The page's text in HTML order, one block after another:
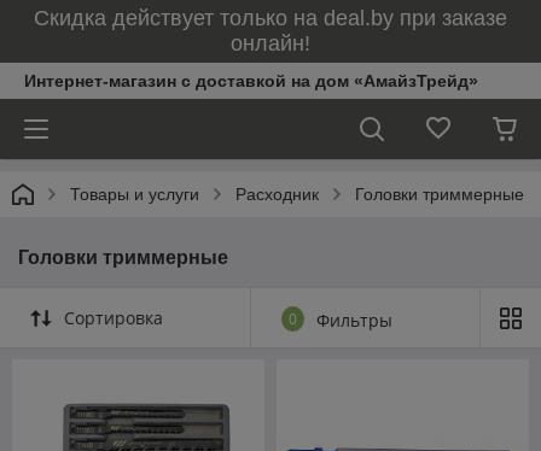
Скидка действует только на deal.by при заказе
онлайн!
Интернет-магазин с доставкой на дом «АмайзТрейд»
Товары и услуги Расходник Головки триммерные
Головки триммерные
Сортировка 0 Фильтры